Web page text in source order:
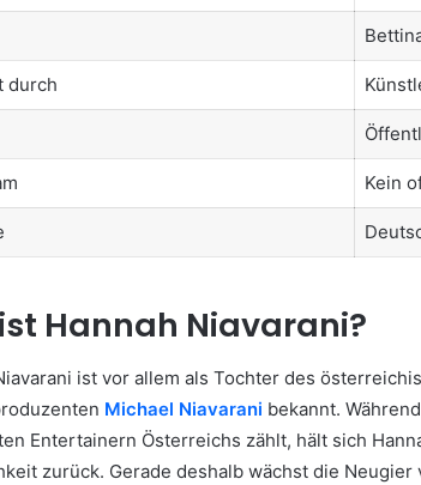
durch
Kein
Hannah Niavarani?
ist vor allem als Tochter des
Michael Niavarani bekannt.
Entertainern Österreichs zählt, hält sich
zurück. Gerade deshalb wächst die